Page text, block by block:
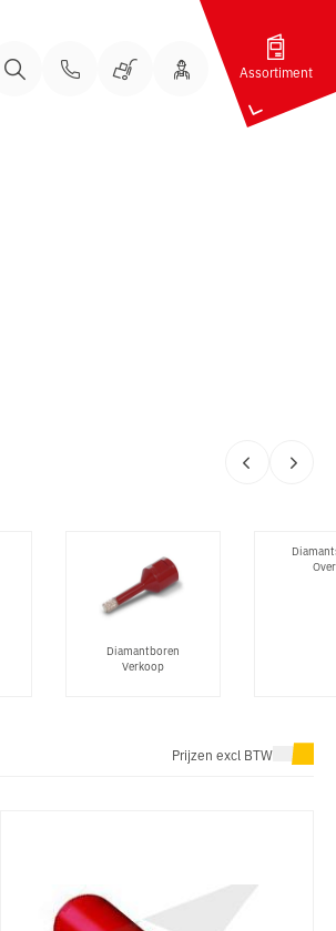
Bel onsBel onsWinkelwagen
Uw Account
Assortiment
Diamantboren
Verkoop
Prijzen excl BTW